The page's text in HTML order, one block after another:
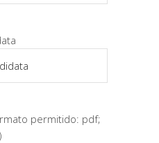
permitido: pdf;